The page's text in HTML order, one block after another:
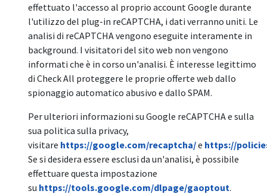
effettuato l'accesso al proprio account Google durante
l'utilizzo del plug-in reCAPTCHA, i dati verranno uniti. Le
analisi di reCAPTCHA vengono eseguite interamente in
background. I visitatori del sito web non vengono
informati che è in corso un'analisi. È interesse legittimo
di Check All proteggere le proprie offerte web dallo
spionaggio automatico abusivo e dallo SPAM.
Per ulteriori informazioni su Google reCAPTCHA e sulla
sua politica sulla privacy,
visitare https://google.com/recaptcha/e https://
Se si desidera essere esclusi da un'analisi, è possibile
effettuare questa impostazione
su https://tools.google.com/dlpage/gaoptout.